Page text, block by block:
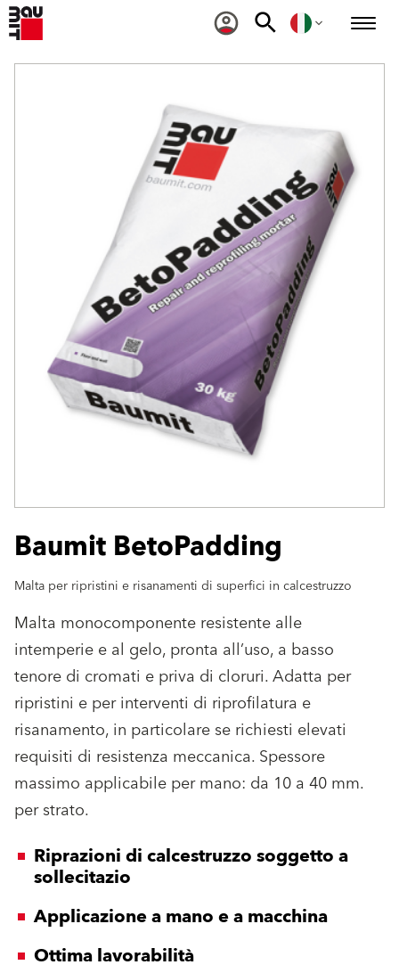
Baumit BetoPadding
Malta per ripristini e risanamenti di superfici in calcestruzzo
Malta monocomponente resistente alle
intemperie e al gelo, pronta all’uso, a basso
tenore di cromati e priva di cloruri. Adatta per
ripristini e per interventi di riprofilatura e
risanamento, in particolare se richiesti elevati
requisiti di resistenza meccanica. Spessore
massimo applicabile per mano: da 10 a 40 mm.
per strato.
Riprazioni di calcestruzzo soggetto a
sollecitazio
Applicazione a mano e a macchina
Ottima lavorabilità